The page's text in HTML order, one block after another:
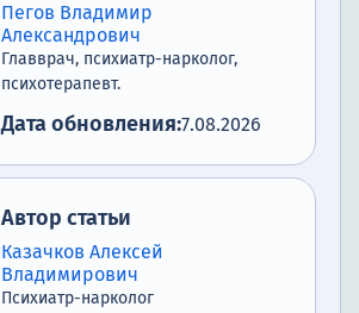
Пегов Владимир
Александрович
Главврач, психиатр-нарколог,
психотерапевт.
Дата обновления:7.08.2026
Автор статьи
Казачков Алексей
Владимирович
Психиатр-нарколог